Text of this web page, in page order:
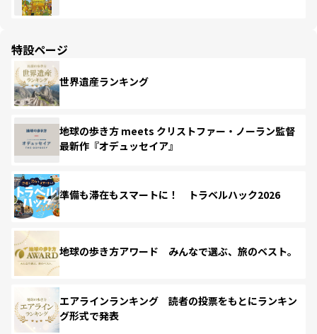
特設ページ
世界遺産ランキング
地球の歩き方 meets クリストファー・ノーラン監督
最新作『オデュッセイア』
準備も滞在もスマートに！ トラベルハック2026
地球の歩き方アワード みんなで選ぶ、旅のベスト。
エアラインランキング 読者の投票をもとにランキン
グ形式で発表